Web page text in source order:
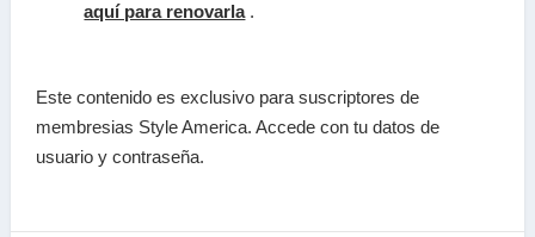
aquí para renovarla .
Este contenido es exclusivo para suscriptores de
membresias Style America. Accede con tu datos de
usuario y contraseña.